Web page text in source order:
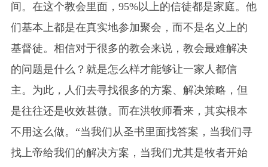
间。在这个教会里面，95%以上的信徒都是家庭。他
们基本上都是在真实地参加聚会，而不是名义上的
基督徒。相信对于很多的教会来说，教会最难解决
的问题是什么？就是怎么样才能够让一家人都信
主。为此，人们去寻找很多的方案、解决策略，但
是往往还是收效甚微。而在洪牧师看来，其实根本
不用这么做。“当我们从圣书里面找答案，当我们寻
找上帝给我们的解决方案，当我们尤其是牧者开始